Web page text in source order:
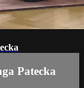
Patecka